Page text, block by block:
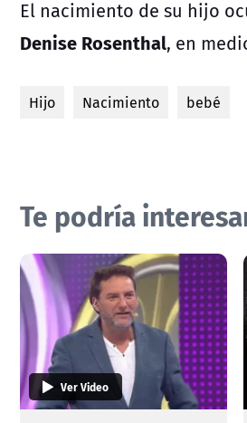
El nacimiento de su hijo
Denise Rosenthal, en
Hijo Nacimiento bebé
Te podría
Ver Video